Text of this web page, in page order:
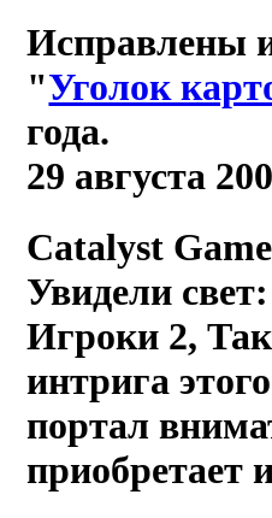
Исправлены
"Уголок
года.
29 августа
Catalyst
Увидели
Игроки 2,
интрига
портал
приобретает